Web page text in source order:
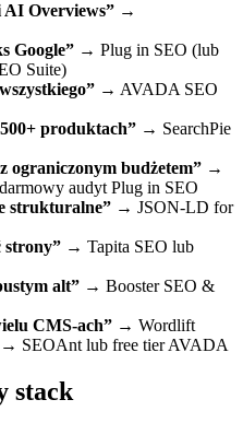
AI Overviews” →
Google” → Plug in SEO (lub
Suite)
→ AVADA SEO
produktach” → SearchPie
ograniczonym budżetem” →
audyt Plug in SEO
strukturalne” → JSON-LD for
strony” → Tapita SEO lub
alt” → Booster SEO &
CMS-ach” → Wordlift
→ SEOAnt lub free tier AVADA
stack